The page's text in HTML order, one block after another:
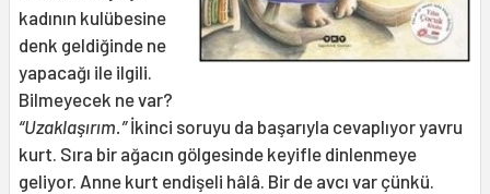
kadının kulübesine
denk geldiğinde ne
yapacağı ile ilgili.
Bilmeyecek ne var?
“Uzaklaşırım.”İkinci soruyu da başarıyla cevaplıyor yavru
kurt. Sıra bir ağacın gölgesinde keyifle dinlenmeye
geliyor. Anne kurt endişeli hâlâ. Bir de avcı var çünkü.